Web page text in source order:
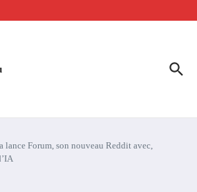
simplifie la data de caisse pour la transformer en
lance Forum, son nouveau Reddit avec,